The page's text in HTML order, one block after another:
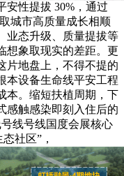
安性提拔 30%，通过
城市高质量成长相顺
业态升级、质量提拔等
想象取现实的差距。更
片地盘上，不得不提的
本设备生命线平安工程
本。缩短扶植周期，下
感触感染即刻入住后的
线号线国度会展核心
社区”，